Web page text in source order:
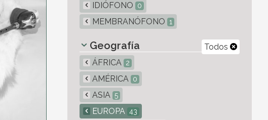
IDIÓFONO 0
MEMBRANÓFONO 1
Todos
Geografía
ÁFRICA 2
AMÉRICA 0
ASIA 5
EUROPA 43